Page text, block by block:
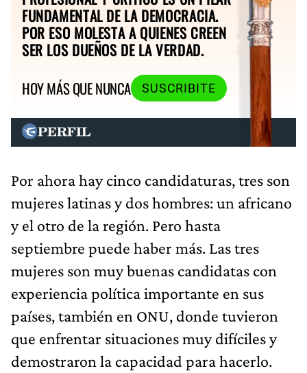
FUNDAMENTAL DE LA DEMOCRACIA.
POR ESO MOLESTA A QUIENES CREEN
SER LOS DUEÑOS DE LA VERDAD.
HOY MÁS QUE NUNCA
SUSCRIBITE
Por ahora hay cinco candidaturas, tres son
mujeres latinas y dos hombres: un africano
y el otro de la región. Pero hasta
septiembre puede haber más. Las tres
mujeres son muy buenas candidatas con
experiencia política importante en sus
países, también en ONU, donde tuvieron
que enfrentar situaciones muy difíciles y
demostraron la capacidad para hacerlo.